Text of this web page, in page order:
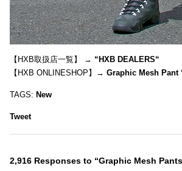
【HXB取扱店一覧】 → “HXB DEALERS“
【HXB ONLINESHOP】→ Graphic Mesh Pant
TAGS: New
Tweet
2,916 Responses to “Graphic Mesh